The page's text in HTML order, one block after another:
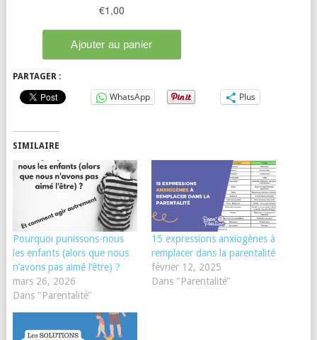
PARTAGER :
WhatsApp Plus
SIMILAIRE
Pourquoi punissons-nous
les enfants (alors que nous
n’avons pas aimé l’être) ?
mars 26, 2026
Dans "Parentalité"
15 expressions anxiogènes à
remplacer dans la parentalité
février 12, 2025
Dans "Parentalité"